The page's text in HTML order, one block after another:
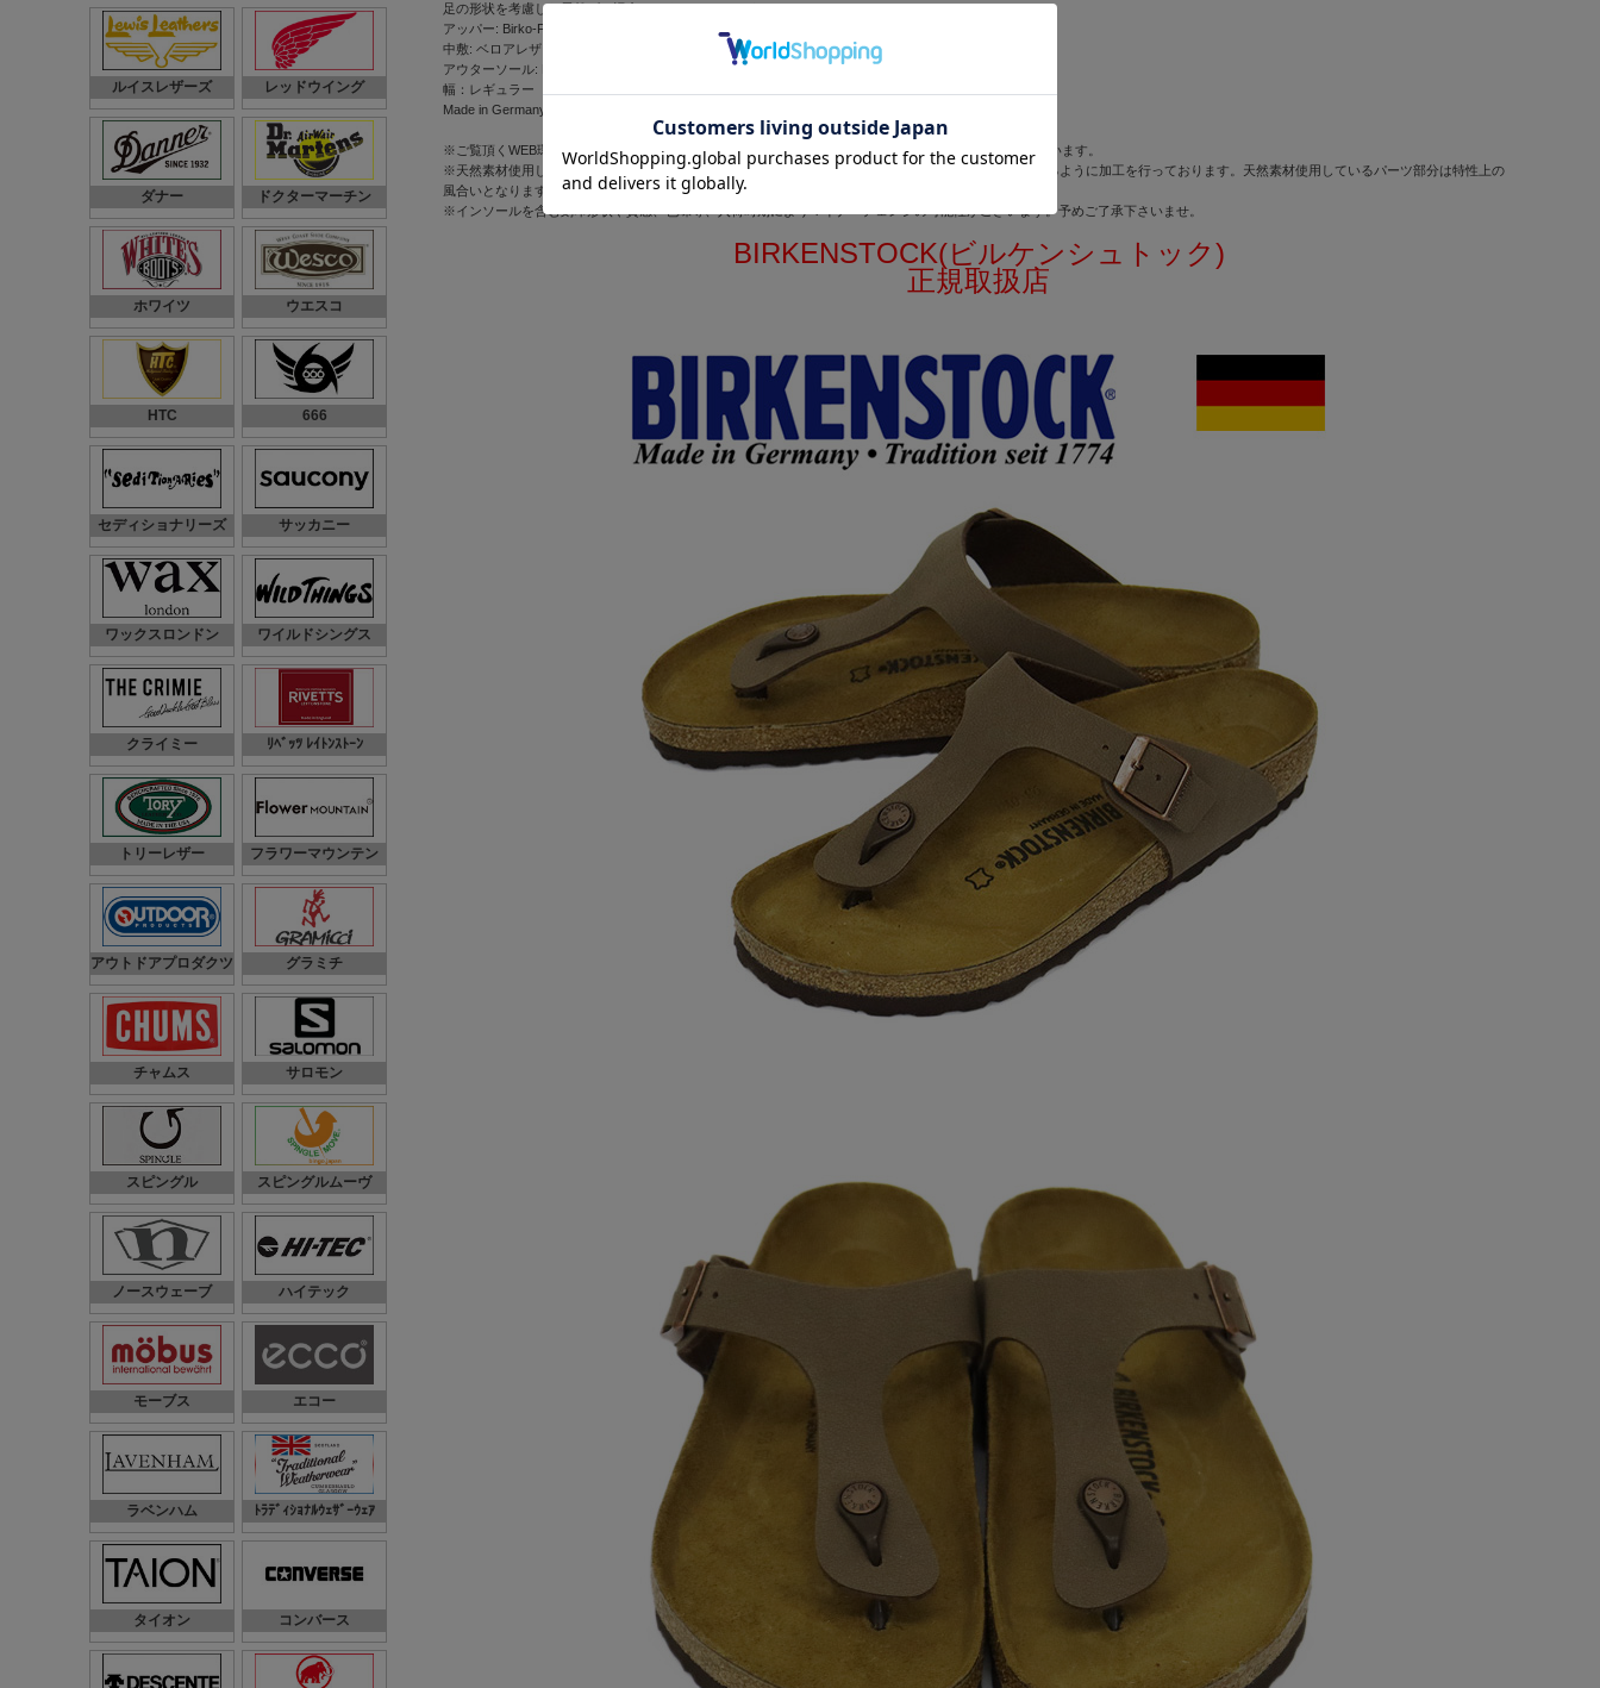
足の形状を考慮した天然ゴム混合コルクフットベッド
アッパー: Birko-Flor(R)ヌバック
中敷: ベロアレザー
アウターソール: EVA
幅：レギュラー
Made in Germany
※ご覧頂くWEB環境(PC・スマートフォンの画面設定)や商品の個体差等により色味が異なる場合もございます。
※天然素材使用しているパーツがある場合など、BIRKENSTOCKでは傷や自然の特長をそのまま活かせるように加工を行っております。天然素材使用しているパーツ部分は特性上の
風合いとなりますので不良ではございません。
※インソールを含む刻印形状や質感、色味等、入荷時期によりマイナーチェンジの可能性がございます。予めご了承下さいませ。
BIRKENSTOCK(ビルケンシュトック)
正規取扱店
ルイスレザーズ レッドウイング
ダナー ドクターマーチン
ホワイツ ウエスコ
HTC 666
セディショナリーズ サッカニー
ワックスロンドン ワイルドシングス
クライミー ﾘﾍﾞｯﾂ ﾚｲﾄﾝｽﾄｰﾝ
トリーレザー フラワーマウンテン
アウトドアプロダクツ グラミチ
チャムス サロモン
スピングル スピングルムーヴ
ノースウェーブ ハイテック
モーブス エコー
ラベンハム ﾄﾗﾃﾞｨｼｮﾅﾙｳｪｻﾞｰｳｪｱ
タイオン コンバース